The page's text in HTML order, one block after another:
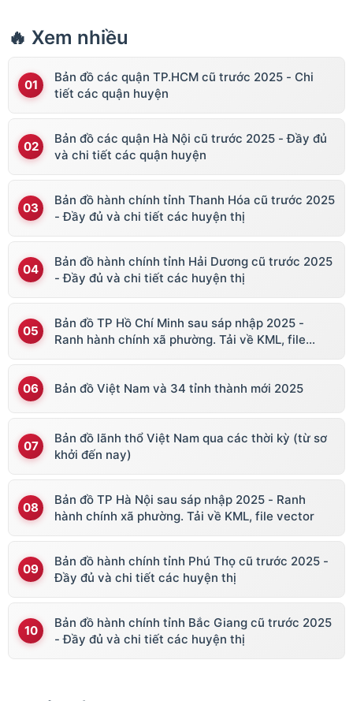
🔥 Xem nhiều
Bản đồ các quận TP.HCM cũ trước 2025 - Chi
tiết các quận huyện
Bản đồ các quận Hà Nội cũ trước 2025 - Đầy đủ
và chi tiết các quận huyện
Bản đồ hành chính tỉnh Thanh Hóa cũ trước 2025
- Đầy đủ và chi tiết các huyện thị
Bản đồ hành chính tỉnh Hải Dương cũ trước 2025
- Đầy đủ và chi tiết các huyện thị
Bản đồ TP Hồ Chí Minh sau sáp nhập 2025 -
Ranh hành chính xã phường. Tải về KML, file
Bản đồ Việt Nam và 34 tỉnh thành mới 2025
Bản đồ lãnh thổ Việt Nam qua các thời kỳ (từ sơ
khởi đến nay)
Bản đồ TP Hà Nội sau sáp nhập 2025 - Ranh
hành chính xã phường. Tải về KML, file vector
Bản đồ hành chính tỉnh Phú Thọ cũ trước 2025 -
Đầy đủ và chi tiết các huyện thị
Bản đồ hành chính tỉnh Bắc Giang cũ trước 2025
- Đầy đủ và chi tiết các huyện thị